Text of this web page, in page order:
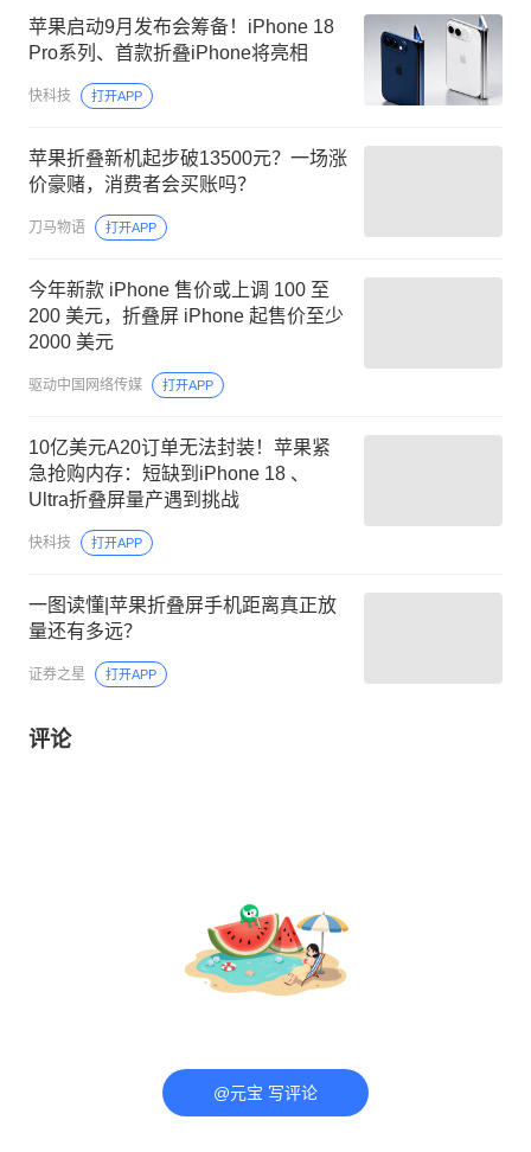
苹果启动9月发布会筹备！iPhone 18
Pro系列、首款折叠iPhone将亮相
快科技 打开APP
苹果折叠新机起步破13500元？一场涨
价豪赌，消费者会买账吗？
刀马物语 打开APP
今年新款 iPhone 售价或上调 100 至
200 美元，折叠屏 iPhone 起售价至少
2000 美元
驱动中国网络传媒 打开APP
10亿美元A20订单无法封装！苹果紧
急抢购内存：短缺到iPhone 18 、
Ultra折叠屏量产遇到挑战
快科技 打开APP
一图读懂|苹果折叠屏手机距离真正放
量还有多远？
证券之星 打开APP
评论
@元宝 写评论